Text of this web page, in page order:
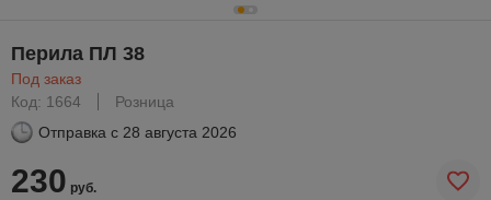
Перила ПЛ 38
Под заказ
Код: 1664
Розница
Отправка с 28 августа 2026
230 руб.